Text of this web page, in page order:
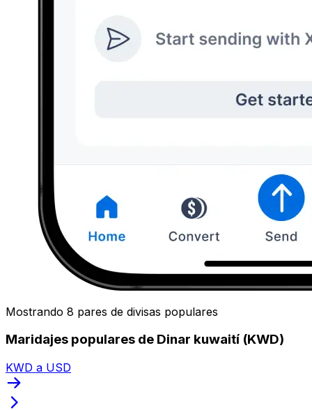
Mostrando 8 pares de divisas populares
Maridajes populares de Dinar kuwaití (KWD)
KWD a USD